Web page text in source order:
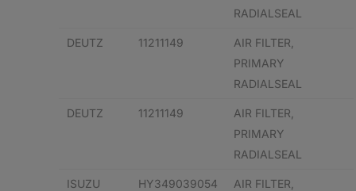
RADIALSEAL
DEUTZ 11211149
AIR FILTER,
PRIMARY
RADIALSEAL
DEUTZ 11211149
AIR FILTER,
PRIMARY
RADIALSEAL
ISUZU HY349039054
AIR FILTER,